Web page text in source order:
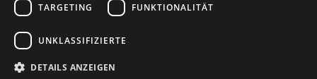
Versand Zahlarten
Retoure
Widerrufsformular
TARGETING FUNKTIONALITÄT
UNKLASSIFIZIERTE
DETAILS ANZEIGEN